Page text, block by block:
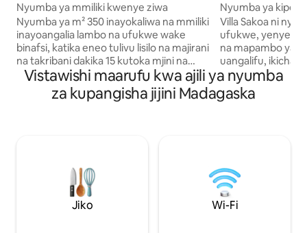
Nyumba ya mmiliki kwenye ziwa
Nyumba ya m² 350 inayokaliwa na mmiliki
inayoangalia lambo na ufukwe wake
binafsi, katika eneo tulivu lisilo na majirani
na takribani dakika 15 kutoka mjini na
vistawishi vyake na msongamano.
Vistawishi vya ubora wa juu, bafu la
kuingia ndani lenye maji ya moto,
kahawa, birika, jiko la kuokea nyama, n.k.
Televisheni janja ya inchi 75, dawati na
kompyuta, mfumo wa sauti wa JBL, Wi-
Fi isiyo na kikomo. Mwangalizi, mtunza
Nyumba ya
Ramena
Villa Sakoa ni
ufukwe, yenye
na mapambo
uangalifu,
ufundi wa
kisasa. Kwenye
kubwa, yenye
cha kulala
manyunyu,
lenye mandhari
bora kwa ajili ya
Vistawishi maarufu kwa ajili ya nyumba
za kupangisha jijini Madagaska
Jiko Wi-Fi